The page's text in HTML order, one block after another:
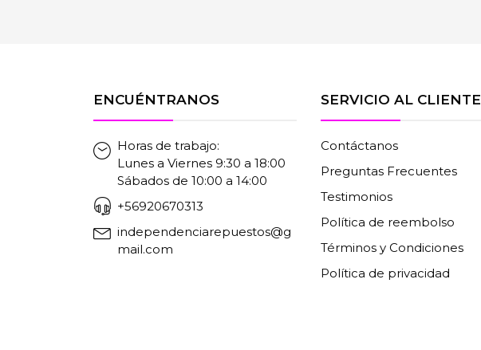
ENCUÉNTRANOS
Horas de trabajo:
Lunes a Viernes 9:30 a 18:00
Sábados de 10:00 a 14:00
+56920670313
independenciarepuestos@g
mail.com
SERVICIO AL CLIENTE
Contáctanos
Preguntas Frecuentes
Testimonios
Política de reembolso
Términos y Condiciones
Política de privacidad